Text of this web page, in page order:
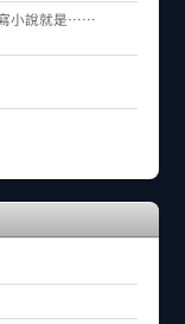
小說就是……